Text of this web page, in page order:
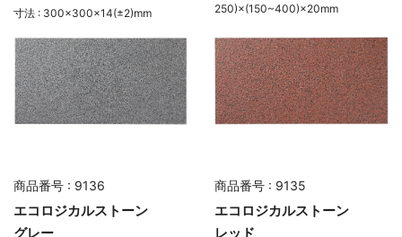
寸法 : 300×300×14(±2)mm
250)×(150~400)×20mm
商品番号 : 9136
エコロジカルストーン
グレー
商品番号 : 9135
エコロジカルストーン
レッド